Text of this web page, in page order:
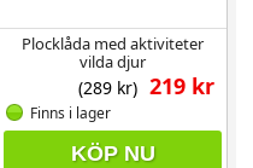
Plocklåda med aktiviteter
vilda djur
219 kr
(289 kr)
Finns i lager
KÖP NU